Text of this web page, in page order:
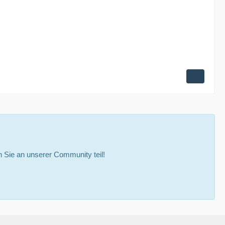
Sie an unserer Community teil!